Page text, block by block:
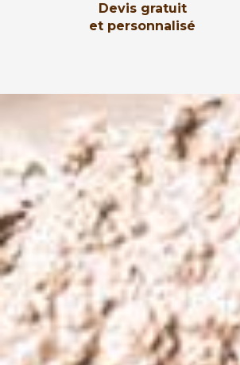
Devis gratuit
et personnalisé